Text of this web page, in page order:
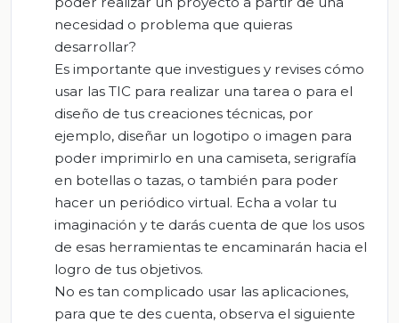
necesidad o problema que quieras
desarrollar?
Es importante que investigues y revises cómo
usar las TIC para realizar una tarea o para el
diseño de tus creaciones técnicas, por
ejemplo, diseñar un logotipo o imagen para
poder imprimirlo en una camiseta, serigrafía
en botellas o tazas, o también para poder
hacer un periódico virtual. Echa a volar tu
imaginación y te darás cuenta de que los usos
de esas herramientas te encaminarán hacia el
logro de tus objetivos.
No es tan complicado usar las aplicaciones,
para que te des cuenta, observa el siguiente